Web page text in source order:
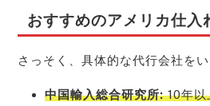
おすすめのアメリカ仕入
さっそく、具体的な代行会社を
中国輸入総合研究所:10年以